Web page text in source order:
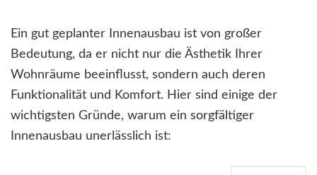
Ein gut geplanter Innenausbau ist von großer
Bedeutung, da er nicht nur die Ästhetik Ihrer
Wohnräume beeinflusst, sondern auch deren
Funktionalität und Komfort. Hier sind einige der
wichtigsten Gründe, warum ein sorgfältiger
Innenausbau unerlässlich ist: